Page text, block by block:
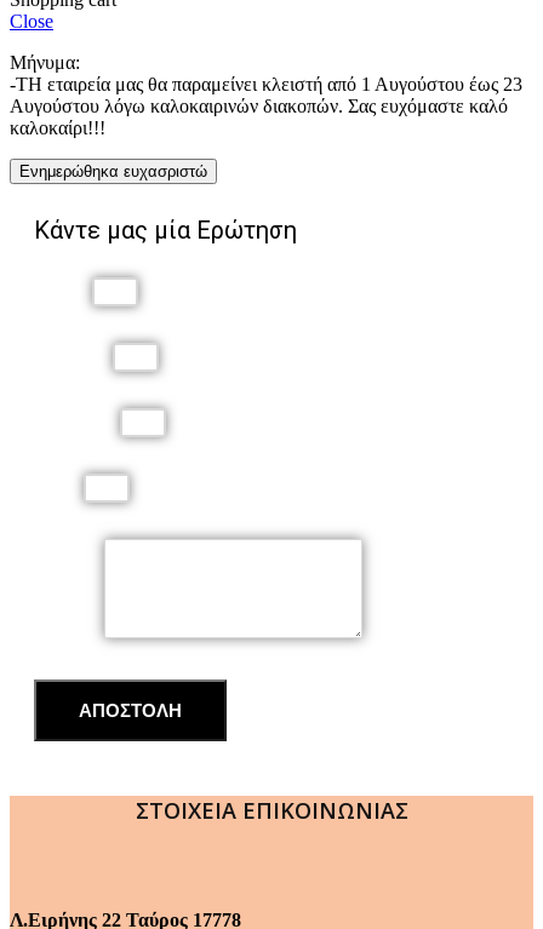
Close
Μήνυμα:
-ΤΗ εταιρεία μας θα παραμείνει κλειστή από 1 Αυγούστου έως 23
Αυγούστου λόγω καλοκαιρινών διακοπών. Σας ευχόμαστε καλό
καλοκαίρι!!!
Ενημερώθηκα ευχασριστώ
Κάντε μας μία Ερώτηση
ΑΠΟΣΤΟΛΗ
ΣΤΟΙΧΕΙΑ ΕΠΙΚΟΙΝΩΝΙΑΣ
Λ.Ειρήνης 22 Ταύρος 17778